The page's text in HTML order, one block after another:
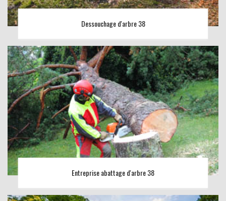
Dessouchage d'arbre 38
Entreprise abattage d'arbre 38